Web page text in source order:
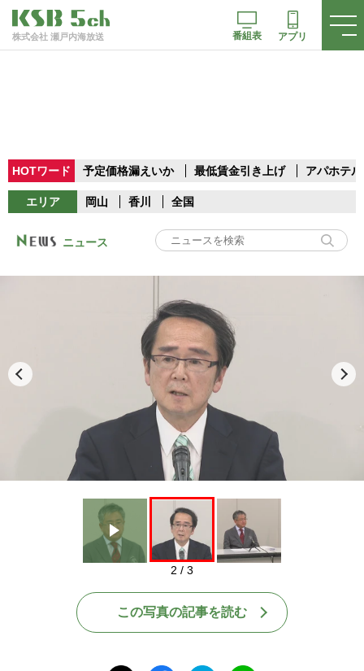
株式会社 瀬戸内海放送 番組表 アプリ
HOTワード 予定価格漏えいか 最低賃金引き上げ アパホテル
エリア 岡山 香川 全国
ニュース
Play
2 / 3
この写真の記事を読む